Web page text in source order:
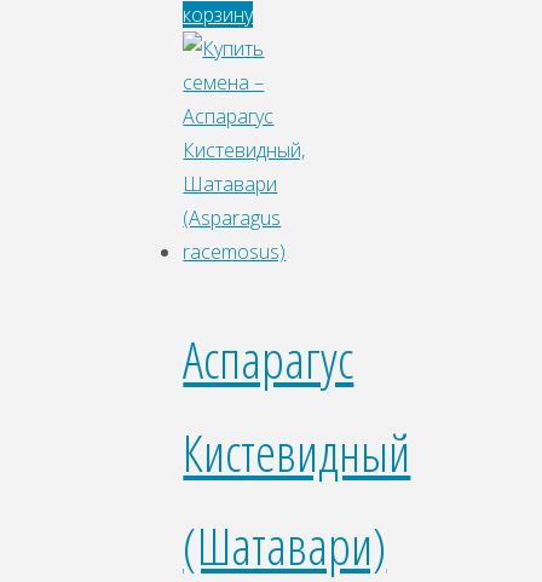
корзину
Аспарагус
Кистевидный
(Шатавари)